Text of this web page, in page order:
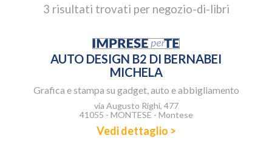
3 risultati trovati per negozio-di-libri
AUTO DESIGN B2 DI BERNABEI
MICHELA
Grafica e stampa su gadget, auto e abbigliamento
via Augusto Righi, 477
41055 - MONTESE - Montese
Vedi dettaglio >